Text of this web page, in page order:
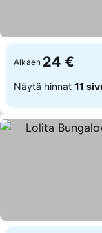
Alkaen 24 €
Näytä hinnat 11